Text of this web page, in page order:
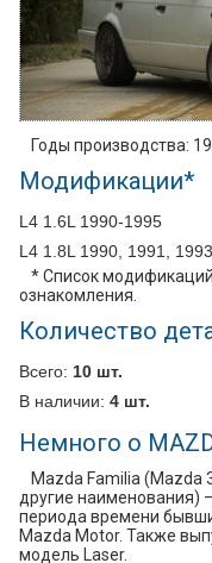
Годы производства:
Модификации*
L4 1.6L 1990-1995
L4 1.8L 1990, 1991,
* Список
ознакомления.
Количество
Всего: 10 шт.
В наличии: 4 шт.
Немного о
Mazda Familia (Mazda
другие наименования)
периода времени
Mazda Motor. Также
модель Laser.